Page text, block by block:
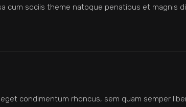
cum sociis theme natoque penatibus et magnis
condimentum rhoncus, sem quam semper